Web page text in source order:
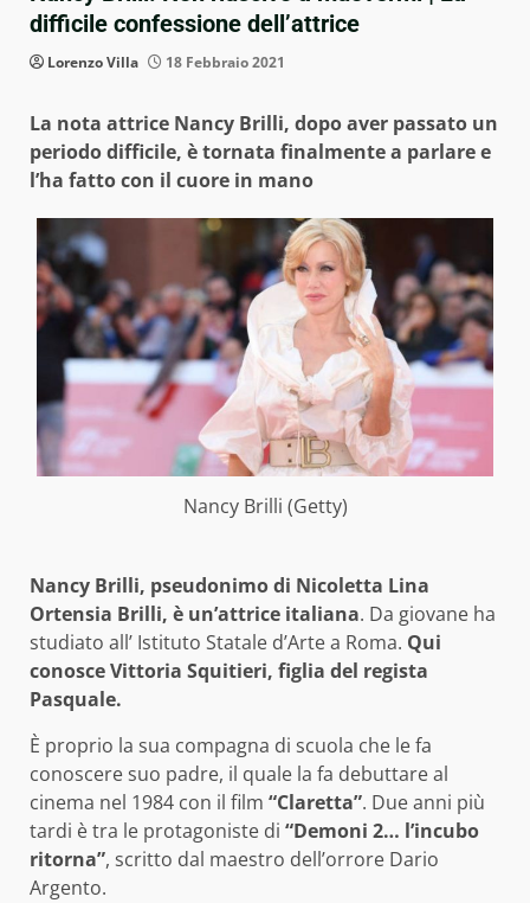
difficile confessione dell’attrice
Lorenzo Villa 18 Febbraio 2021
La nota attrice Nancy Brilli, dopo aver passato un
periodo difficile, è tornata finalmente a parlare e
l’ha fatto con il cuore in mano
Nancy Brilli (Getty)
Nancy Brilli, pseudonimo di Nicoletta Lina
Ortensia Brilli, è un’attrice italiana. Da giovane ha
studiato all’ Istituto Statale d’Arte a Roma. Qui
conosce Vittoria Squitieri, figlia del regista
Pasquale.
È proprio la sua compagna di scuola che le fa
conoscere suo padre, il quale la fa debuttare al
cinema nel 1984 con il film “Claretta”. Due anni più
tardi è tra le protagoniste di “Demoni 2… l’incubo
ritorna”, scritto dal maestro dell’orrore Dario
Argento.